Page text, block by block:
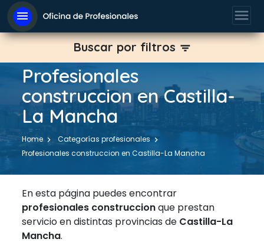
menu menu
Profesionales
construccion en Castilla-
La Mancha
Home
Categorías profesionales
Profesionales construccion en Castilla-La Mancha
En esta página puedes encontrar
profesionales construccionque prestan
servicio en distintas provincias de Castilla-La
Mancha.
Buscar por filtros filter_list